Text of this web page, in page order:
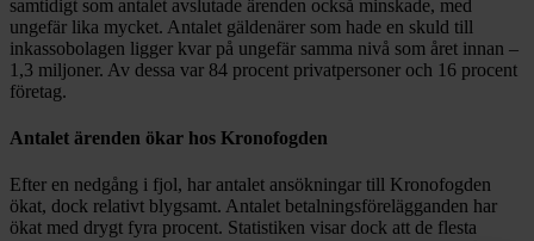
samtidigt som antalet avslutade ärenden också minskade, med
ungefär lika mycket. Antalet gäldenärer som hade en skuld till
inkassobolagen ligger kvar på ungefär samma nivå som året innan –
1,3 miljoner. Av dessa var 84 procent privatpersoner och 16 procent
företag.
Antalet ärenden ökar hos Kronofogden
Efter en nedgång i fjol, har antalet ansökningar till Kronofogden
ökat, dock relativt blygsamt. Antalet betalningsförelägganden har
ökat med drygt fyra procent. Statistiken visar dock att de flesta